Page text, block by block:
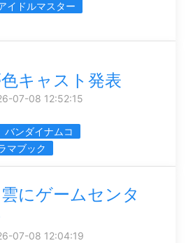
イドルマスター
キャスト発表
07-08 12:52:15
バンダイナムコ
マブック
にゲームセンタ
07-08 12:04:19